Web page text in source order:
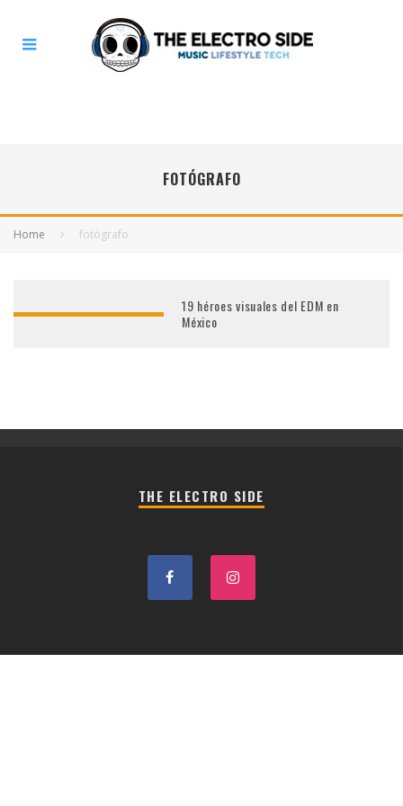
FOTÓGRAFO
Home fotógrafo
19 héroes visuales del EDM en
México
THE ELECTRO SIDE